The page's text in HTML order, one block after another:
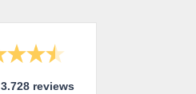
3.728 reviews